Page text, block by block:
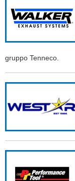
gruppo Tenneco.